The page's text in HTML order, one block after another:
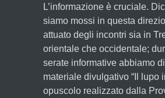
L’informazione è cruciale.
siamo mossi in questa
attuato degli incontri sia in
orientale che occidentale;
serate informative abbiamo
materiale divulgativo “Il lupo
opuscolo realizzato dalla